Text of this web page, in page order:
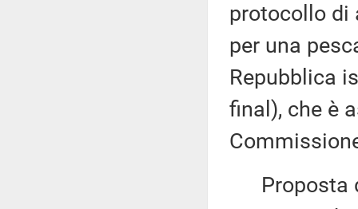
protocollo di
per una
Repubblica
final), che è
Proposta